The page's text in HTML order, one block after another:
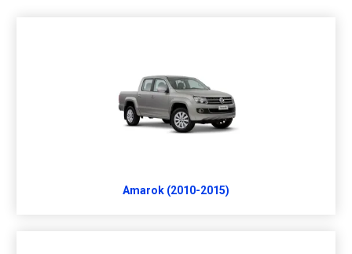
Amarok (2010-2015)